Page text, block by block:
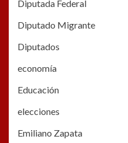
Diputada Federal
Diputado Migrante
Diputados
economía
Educación
elecciones
Emiliano Zapata